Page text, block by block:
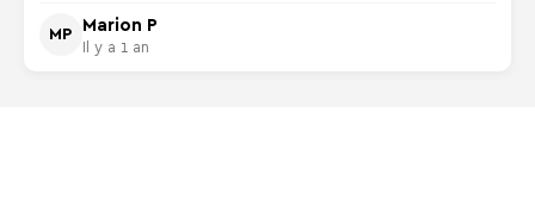
MP
Marion P
Il y a 1 an